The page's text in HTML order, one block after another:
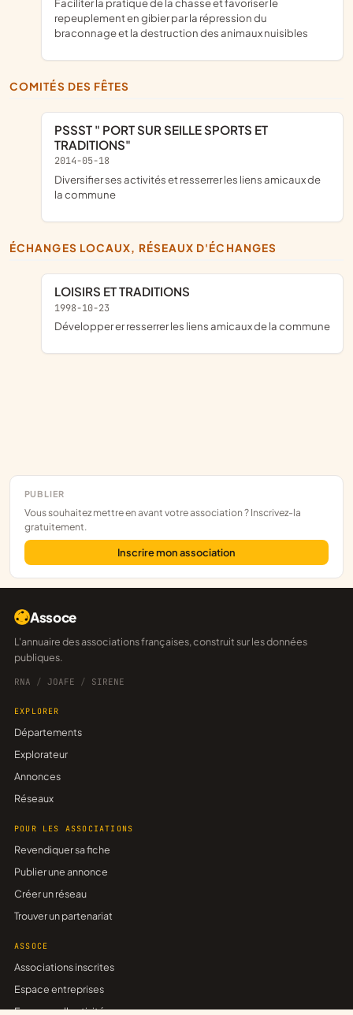
PUBLIER
Vous souhaitez mettre en avant votre association ? Inscrivez-la
gratuitement.
Inscrire mon association
repeuplement en gibier par la répression du
braconnage et la destruction des animaux nuisibles
COMITÉS DES FÊTES
PSSST " PORT SUR SEILLE SPORTS ET
TRADITIONS"
2014-05-18
diversifier ses activités et resserrer les liens amicaux de
la commune
ÉCHANGES LOCAUX, RÉSEAUX D'ÉCHANGES
LOISIRS ET TRADITIONS
1998-10-23
développer er resserrer les liens amicaux de la commune
Assoce
L'annuaire des associations françaises, construit sur les données
publiques.
RNA / JOAFE / SIRENE
EXPLORER
Départements
Explorateur
Annonces
Réseaux
POUR LES ASSOCIATIONS
Revendiquer sa fiche
Publier une annonce
Créer un réseau
Trouver un partenariat
ASSOCE
Associations inscrites
Espace entreprises
Espace collectivités